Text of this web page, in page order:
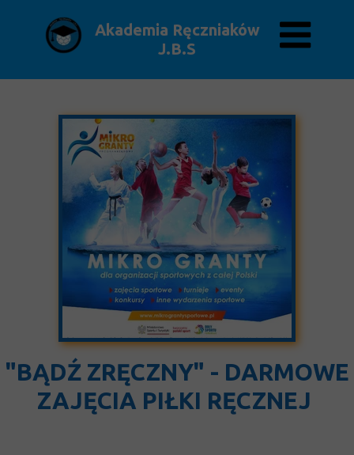
"BĄDŹ ZRĘCZNY" - DARMOWE
ZAJĘCIA PIŁKI RĘCZNEJ
Akademia Ręczniaków
J.B.S